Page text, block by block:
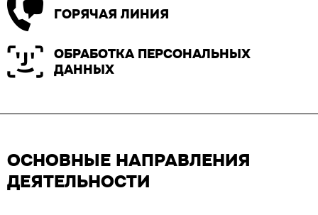
ГОРЯЧАЯ ЛИНИЯ
ОБРАБОТКА ПЕРСОНАЛЬНЫХ
ДАННЫХ
ОСНОВНЫЕ НАПРАВЛЕНИЯ
ДЕЯТЕЛЬНОСТИ